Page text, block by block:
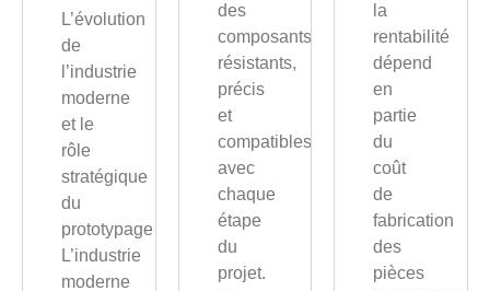
L’évolution
de
l’industrie
moderne
et le
rôle
stratégique
du
prototypage
L’industrie
moderne
des
composants
résistants,
précis
et
compatibles
avec
chaque
étape
du
projet.
la
rentabilité
dépend
en
partie
du
coût
de
fabrication
des
pièces